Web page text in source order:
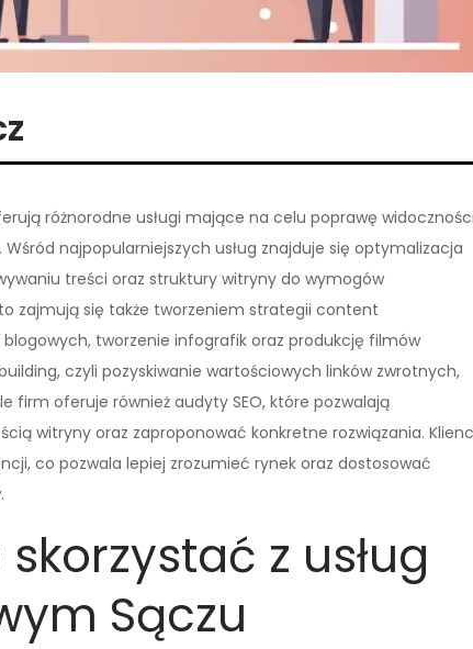
różnorodne usługi mające na celu poprawę widoczności
najpopularniejszych usług znajduje się optymalizacja
treści oraz struktury witryny do wymogów
zajmują się także tworzeniem strategii content
tworzenie infografik oraz produkcję filmów
czyli pozyskiwanie wartościowych linków zwrotnych,
firm oferuje również audyty SEO, które pozwalają
witryny oraz zaproponować konkretne rozwiązania.
co pozwala lepiej zrozumieć rynek oraz dostosować
z usług
Sączu